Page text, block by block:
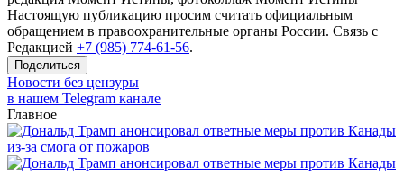
Настоящую публикацию просим считать официальным
обращением в правоохранительные органы России. Связь с
Редакцией +7 (985) 774-61-56.
Поделиться
Новости без цензуры
в нашем Telegram канале
Главное